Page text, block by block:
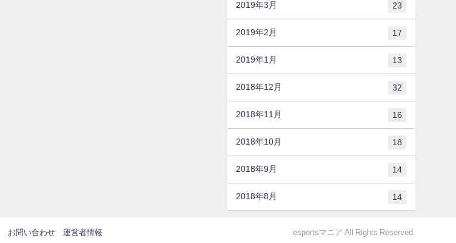
2019年3月 23
2019年2月 17
2019年1月 13
2018年12月 32
2018年11月 16
2018年10月 18
2018年9月 14
2018年8月 14
お問い合わせ 運営者情報 esportsマニア All Rights Reserved.